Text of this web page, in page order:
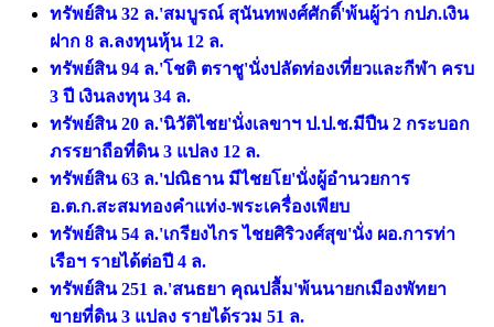
ทรัพย์สิน 32 ล.'สมบูรณ์ สุนันทพงศ์ศักดิ์'พ้นผู้ว่า กปภ.เงิน
ฝาก 8 ล.ลงทุนหุ้น 12 ล.
ทรัพย์สิน 94 ล.'โชติ ตราชู'นั่งปลัดท่องเที่ยวและกีฬา ครบ
3 ปี เงินลงทุน 34 ล.
ทรัพย์สิน 20 ล.'นิวัติไชย'นั่งเลขาฯ ป.ป.ช.มีปืน 2 กระบอก
ภรรยาถือที่ดิน 3 แปลง 12 ล.
ทรัพย์สิน 63 ล.'ปณิธาน มีไชยโย'นั่งผู้อำนวยการ
อ.ต.ก.สะสมทองคำแท่ง-พระเครื่องเพียบ
ทรัพย์สิน 54 ล.'เกรียงไกร ไชยศิริวงศ์สุข'นั่ง ผอ.การท่า
เรือฯ รายได้ต่อปี 4 ล.
ทรัพย์สิน 251 ล.'สนธยา คุณปลื้ม'พ้นนายกเมืองพัทยา
ขายที่ดิน 3 แปลง รายได้รวม 51 ล.